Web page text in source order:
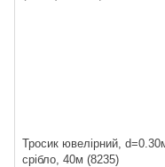
Тросик ювелірний,
срібло, 40м (8235)